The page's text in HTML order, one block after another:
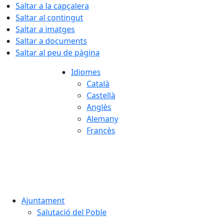
Saltar a la capçalera
Saltar al contingut
Saltar a imatges
Saltar a documents
Saltar al peu de pàgina
Idiomes
Català
Castellà
Anglès
Alemany
Francès
Ajuntament
Salutació del Poble